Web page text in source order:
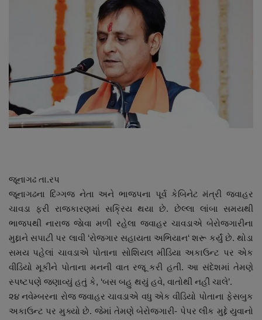
About Author
Dipotsav Special
આંતરરાષ્ટ્રીય
રાષ્ટ્રીય
જુનાગઢ
Support US
બજારના સમાચાર
નાણાંકીય સમાચાર
સ્થાનિક સમાચાર
જૂનાગઢ તા.રપ
જૂનાગઢના દિગ્ગજ નેતા અને ભાજપના પૂર્વ કેબિનેટ મંત્રી જવાહર
ચાવડા ફરી રાજકારણમાં સક્રિય થયા છે. છેલ્લા લાંબા સમયથી
ભાજપથી નારાજ જાેવા મળી રહેલા જવાહર ચાવડાએ બેરોજગારીના
મુદ્દાને સપાટી પર લાવી ‘રોજગાર સહાયતા અભિયાન‘ શરૂ કર્યું છે. થોડા
સમય પહેલાં ચાવડાએ પોતાના સોશિયલ મીડિયા અકાઉન્ટ પર એક
વીડિયો મૂકીને પોતાના મનની વાત રજૂ કરી હતી. આ સંદેશમાં તેમણે
સ્પષ્ટપણે જણાવ્યું હતું કે, ‘બસ બહુ થયું હવે, વાતોથી નહીં ચાલે’.
૨૪ નવેમ્બરના રોજ જવાહર ચાવડાએ વધુ એક વીડિયો પોતાના ફેસબુક
અકાઉન્ટ પર મુક્યો છે. જેમાં તેમણે બેરોજગારી- પેપર લીક મુદ્દે યુવાનો